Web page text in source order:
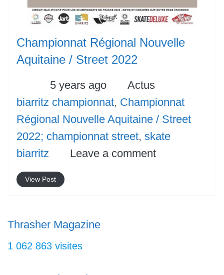
Championnat Régional Nouvelle
Aquitaine / Street 2022
Posted
5 years ago Categories
Actus
biarritz championnat, Championnat
Régional Nouvelle Aquitaine / Street
2022; championnat street, skate
biarritz
Leave a comment
View Post
Thrasher Magazine
1 062 863 visites